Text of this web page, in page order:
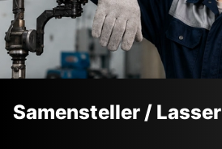
Samensteller / Lasser